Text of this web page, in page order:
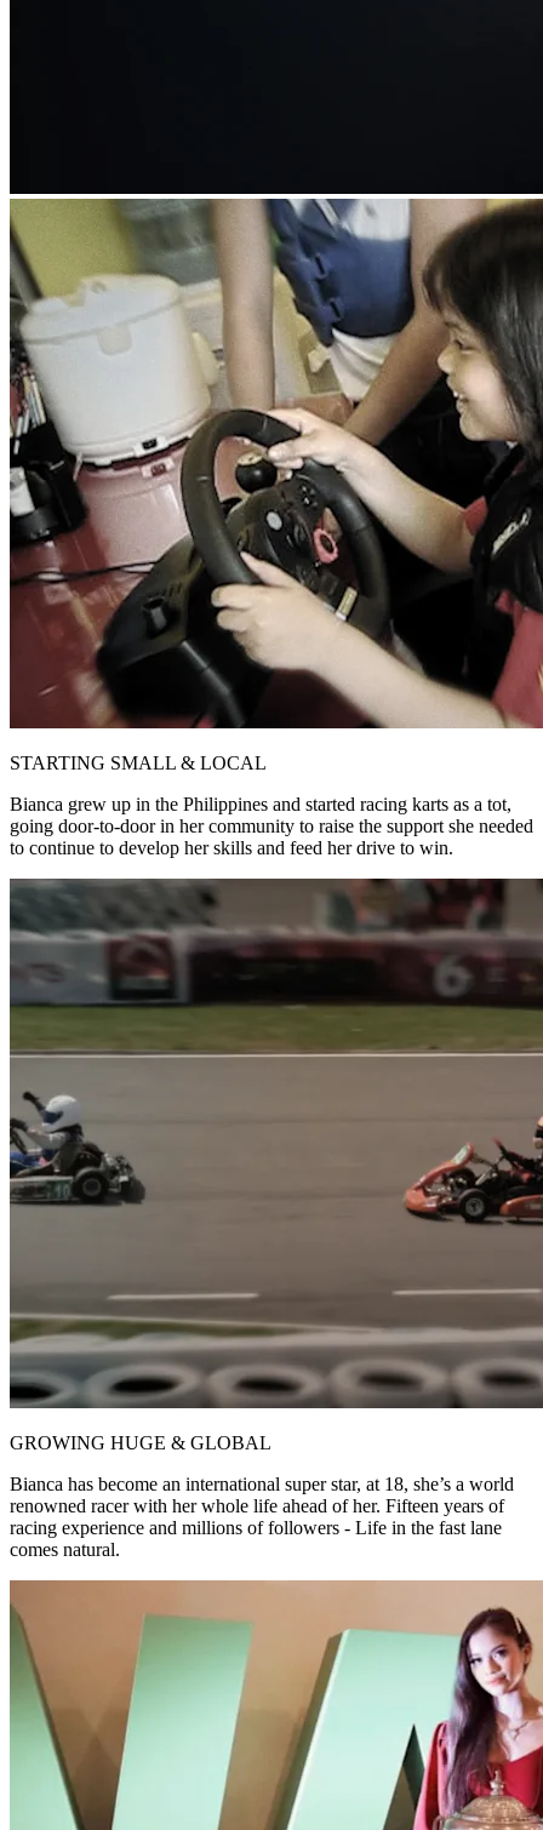
STARTING SMALL & LOCAL
Bianca grew up in the Philippines and started racing karts as a tot,
going door-to-door in her community to raise the support she needed
to continue to develop her skills and feed her drive to win.
GROWING HUGE & GLOBAL
Bianca has become an international super star, at 18, she’s a world
renowned racer with her whole life ahead of her. Fifteen years of
racing experience and millions of followers - Life in the fast lane
comes natural.